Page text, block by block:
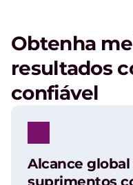
Obtenha
resultados
confiável
Alcance
suprimentos